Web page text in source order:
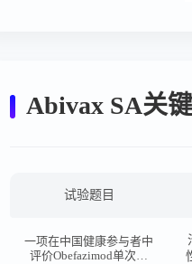
Abivax SA关
试验题目
一项在中国健康参与者中
评价Obefazimod单次和